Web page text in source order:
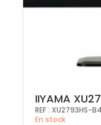
IIYAMA
REF : XU2793HS-B4
En stock